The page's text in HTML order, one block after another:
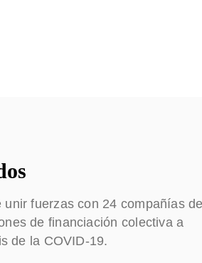
fuerzas con 24 compañías
de financiación colectiva a
de la COVID-19.